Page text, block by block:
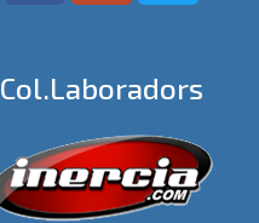
Col.laboradors